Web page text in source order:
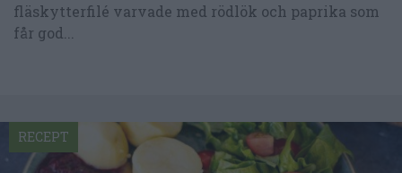
fläskytterfilé varvade med rödlök och paprika som
får god...
RECEPT